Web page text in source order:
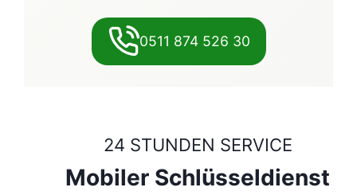
0511 874 526 30
24 STUNDEN SERVICE
Mobiler Schlüsseldienst